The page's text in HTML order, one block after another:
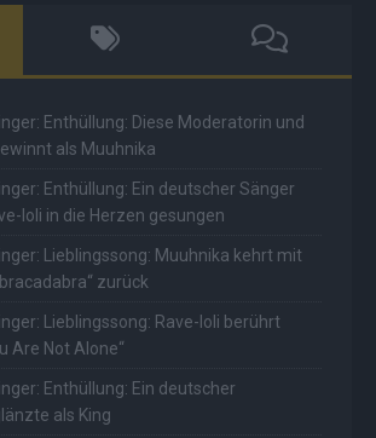
Enthüllung: Diese Moderatorin und
als Muuhnika
Enthüllung: Ein deutscher Sänger
Ioli in die Herzen gesungen
Lieblingssong: Muuhnika kehrt mit
zurück
Lieblingssong: Rave-Ioli berührt
Are Not Alone“
Enthüllung: Ein deutscher
als King